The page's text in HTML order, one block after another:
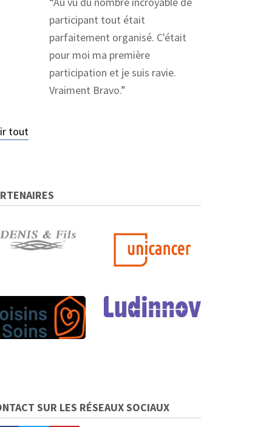
participant tout était
parfaitement organisé. C'était
pour moi ma première
participation et je suis ravie.
Vraiment Bravo.
tout
SUR LES RÉSEAUX SOCIAUX